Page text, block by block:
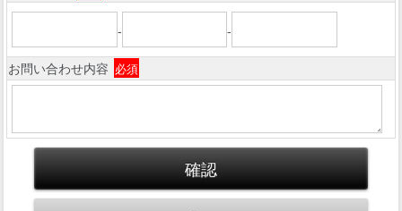
- -
お問い合わせ内容 必須